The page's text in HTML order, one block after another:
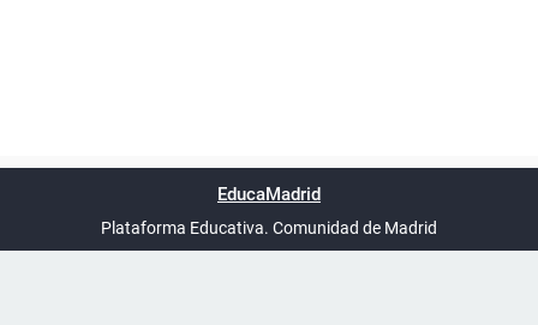
UTC+02:00
phpBB España
EducaMadrid
Plataforma Educativa. Comunidad de Madrid